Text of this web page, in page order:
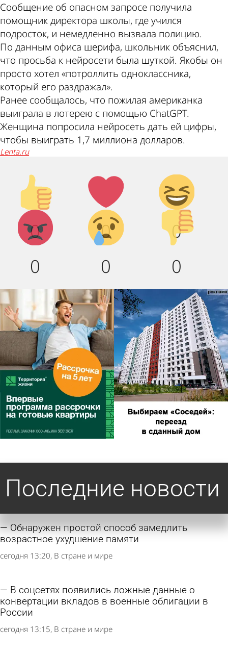
Сообщение об опасном запросе получила
помощник директора школы, где учился
подросток, и немедленно вызвала полицию.
По данным офиса шерифа, школьник объяснил,
что просьба к нейросети была шуткой. Якобы он
просто хотел «потроллить одноклассника,
который его раздражал».
Ранее сообщалось, что пожилая американка
выиграла в лотерею с помощью ChatGPT.
Женщина попросила нейросеть дать ей цифры,
чтобы выиграть 1,7 миллиона долларов.
lenta.ru
Палец
вверх!
0
Лайк!
0
Дикий
смех!
0
Агрессия!
0
Грусть :
(
0
Палец
вниз!
0
Последние новости
Обнаружен простой способ замедлить
возрастное ухудшение памяти
сегодня 13:20 В стране и мире
В соцсетях появились ложные данные о
конвертации вкладов в военные облигации в
России
сегодня 13:15 В стране и мире